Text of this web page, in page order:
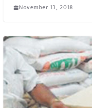
November 13, 2018